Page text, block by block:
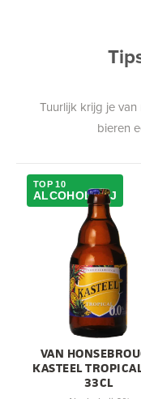
Tuurlijk krijg je
bieren
TOP 10
ALCOHOLVRIJ
VAN
KASTEEL
33CL